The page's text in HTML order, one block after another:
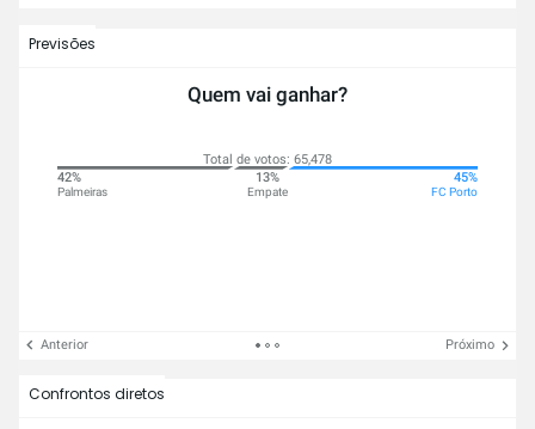
Previsões
Quem vai ganhar?
Total de votos: 65,478
42%
Palmeiras
13%
Empate
45%
FC Porto
Anterior Próximo
Confrontos diretos